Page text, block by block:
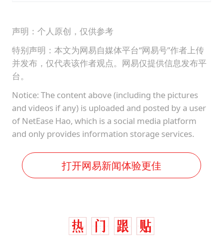
声明：个人原创，仅供参考
特别声明：本文为网易自媒体平台“网易号”作者上传
并发布，仅代表该作者观点。网易仅提供信息发布平
台。
Notice: The content above (including the pictures
and videos if any) is uploaded and posted by a user
of NetEase Hao, which is a social media platform
and only provides information storage services.
打开网易新闻体验更佳